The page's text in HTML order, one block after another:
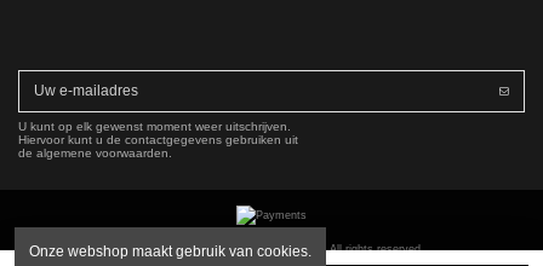
U kunt op elk gewenst moment weer uitschrijven.
Hiervoor kunt u de contactgegevens gebruiken uit
de algemene voorwaarden.
Copyright © 2016-2026 VWB Trading BV. All rights reserved.
Onze webshop maakt gebruik van cookies.